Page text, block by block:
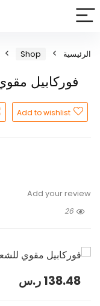
الرئيسية Shop
فوركابيل مقوي
Add to wishlist
Add your review
26
138.48ر.س